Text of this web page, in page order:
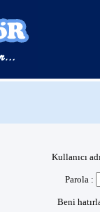
Kullanıcı
Parola :
Beni